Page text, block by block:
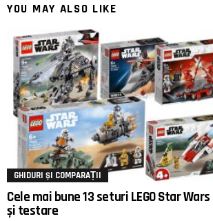
YOU MAY ALSO LIKE
GHIDURI ȘI COMPARAȚII
Cele mai bune 13 seturi LEGO Star
și testare